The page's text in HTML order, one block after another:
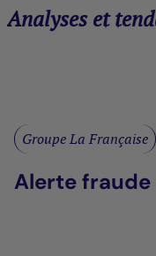
Analyses et
Groupe La Française
Alerte fraude